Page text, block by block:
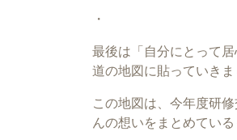
・
最後は「自分にとって
道の地図に貼っていきま
この地図は、今年度研
んの想いをまとめてい